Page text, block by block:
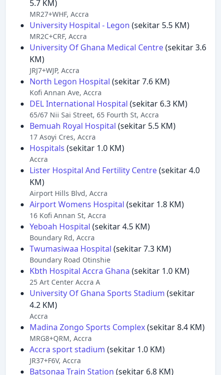
5.7 KM)
MR27+WHF, Accra
University Hospital - Legon (sekitar 5.5 KM)
MR2C+CRF, Accra
University Of Ghana Medical Centre(sekitar 3.6
KM)
JRJ7+WJP, Accra
North Legon Hospital (sekitar 7.6 KM)
Kofi Annan Ave, Accra
DEL International Hospital (sekitar 6.3 KM)
65/67 Nii Sai Street, 65 Fourth St, Accra
Bemuah Royal Hospital (sekitar 5.5 KM)
17 Asoyi Cres, Accra
Hospitals (sekitar 1.0 KM)
Accra
Lister Hospital And Fertility Centre(sekitar 4.0
KM)
Airport Hills Blvd, Accra
Airport Womens Hospital (sekitar 1.8 KM)
16 Kofi Annan St, Accra
Yeboah Hospital (sekitar 4.5 KM)
Boundary Rd, Accra
Twumasiwaa Hospital (sekitar 7.3 KM)
Boundary Road Otinshie
Kbth Hospital Accra Ghana (sekitar 1.0 KM)
25 Art Center Accra A
University Of Ghana Sports Stadium (sekitar
4.2 KM)
Accra
Madina Zongo Sports Complex(sekitar 8.4 KM)
MRG8+QRM, Accra
Accra sport stadium (sekitar 1.0 KM)
JR37+F6V, Accra
Batsonaa Train Station (sekitar 6.8 KM)